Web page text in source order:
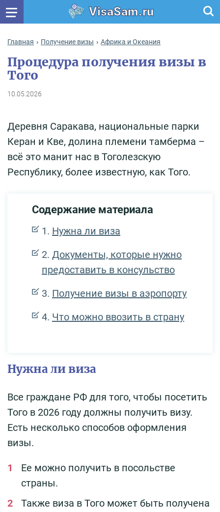
VisaSam.ru
Главная Получение визы Африка и Океания
Процедура получения визы в
Того
10.05.2026
Деревня Саракава, национальные парки
Керан и Кве, долина племени тамберма –
всё это манит нас в Тоголезскую
Республику, более известную, как Того.
Содержание материала
Нужна ли виза
Документы, которые нужно
предоставить в консульство
Получение визы в аэропорту
Что можно ввозить в страну
Нужна ли виза
Все граждане РФ для того, чтобы посетить
Того в 2026 году должны получить визу.
Есть несколько способов оформления
визы.
Ее можно получить в посольстве
страны.
Также виза в Того может быть получена